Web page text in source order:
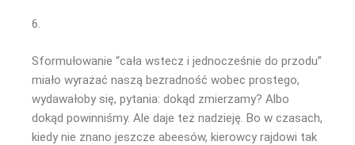
6.
Sformułowanie “cała wstecz i jednocześnie do przodu”
miało wyrażać naszą bezradność wobec prostego,
wydawałoby się, pytania: dokąd zmierzamy? Albo
dokąd powinniśmy. Ale daje też nadzieję. Bo w czasach,
kiedy nie znano jeszcze abeesów, kierowcy rajdowi tak